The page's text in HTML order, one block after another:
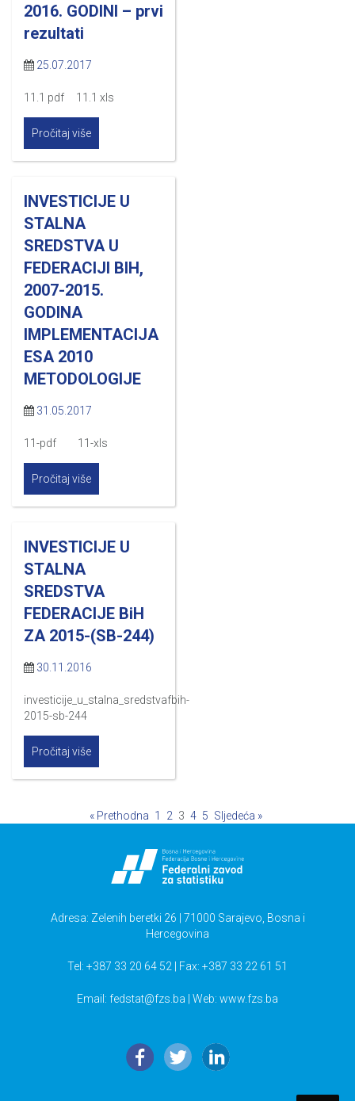
2016. GODINI – prvi
rezultati
25.07.2017
11.1 pdf 11.1 xls
Pročitaj više
INVESTICIJE U
STALNA
SREDSTVA U
FEDERACIJI BIH,
2007-2015.
GODINA
IMPLEMENTACIJA
ESA 2010
METODOLOGIJE
31.05.2017
11-pdf 11-xls
Pročitaj više
INVESTICIJE U
STALNA
SREDSTVA
FEDERACIJE BiH
ZA 2015-(SB-244)
30.11.2016
investicije_u_stalna_sredstvafbih-
2015-sb-244
Pročitaj više
« Prethodna 1 2 3 4 5 Sljedeća »
Adresa: Zelenih beretki 26 | 71000 Sarajevo, Bosna i
Hercegovina
Tel: +387 33 20 64 52 | Fax: +387 33 22 61 51
Email: fedstat@fzs.ba | Web: www.fzs.ba